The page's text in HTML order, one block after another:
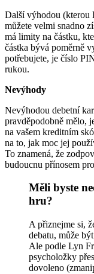
Další výhodou (kterou
můžete velmi snadno
má limity na částku,
částka bývá poměrně
potřebujete, je číslo
rukou.
Nevýhody
Nevýhodou debetní
pravděpodobně mělo,
na vašem kreditním
na to, jak moc jej
To znamená, že
budoucnu přínosem
Měli byste
hru?
A přiznejme si,
debatu, může
Ale podle Lyn
psycholožky
dovoleno